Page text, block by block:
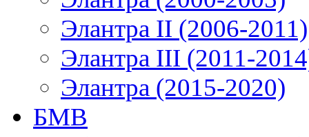
Элантра II (2006-2011)
Элантра III (2011-
Элантра (2015-2020)
БМВ